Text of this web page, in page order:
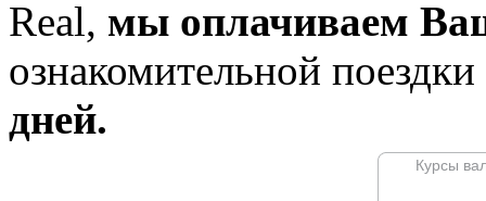
Real, мы оплачиваем
ознакомительной
дней.